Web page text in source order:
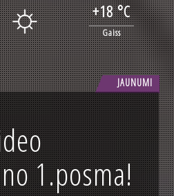
+18 °C
Gaiss
JAUNUMI
1.posma!